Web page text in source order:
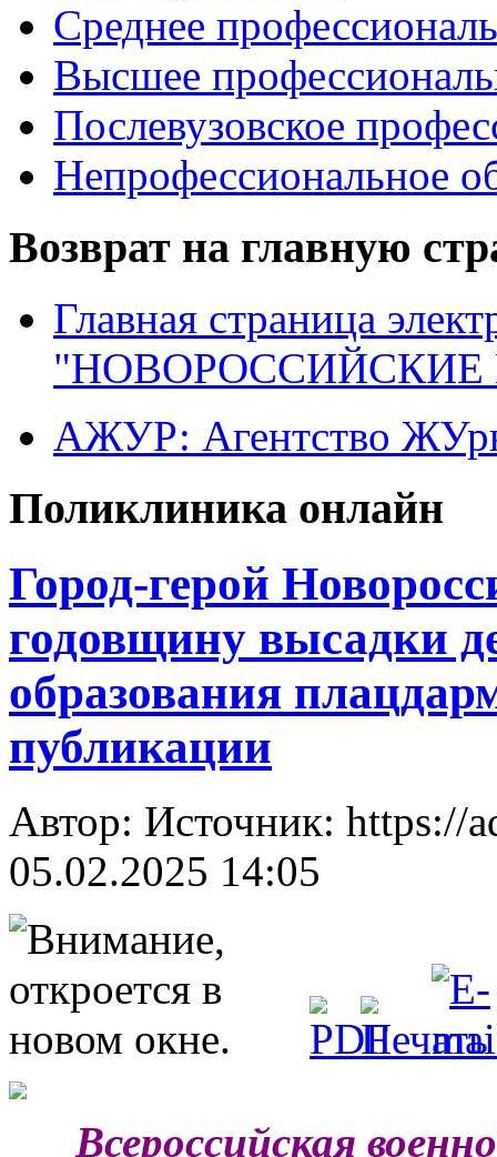
Среднее
Высшее
Послевузовское
Непрофессиональное
Возврат на главную
Главная страница
"НОВОРОССИЙСКИЕ
АЖУР: Агентство
Поликлиника онлайн
Город-герой
годовщину высадки
образования
публикации
Автор: Источник: https://
05.02.2025 14:05
Всероссийская